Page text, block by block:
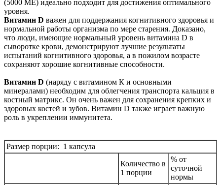
(5000 МЕ) идеально подходит для достижения оптимального
уровня.
Витамин D важен для поддержания когнитивного здоровья и
нормальной работы организма по мере старения. Доказано,
что люди, имеющие нормальный уровень витамина D в
сыворотке крови, демонстрируют лучшие результаты
испытаний когнитивного здоровья, а в пожилом возрасте
сохраняют хорошие когнитивные способности.
Витамин D (наряду с витамином К и основными
минералами) необходим для облегчения транспорта кальция в
костный матрикс. Он очень важен для сохранения крепких и
здоровых костей и зубов. Витамин D также играет важную
роль в укреплении иммунитета.
Размер порции: 1 капсула
Количество в
1 порции
% от
суточной
нормы